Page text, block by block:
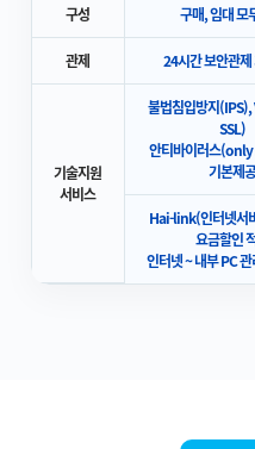
구성 구매, 임대 모
관제 24시간 보안관
기술지원
서비스
불법침입방지
SSL)
안티바이러스
기본제
Hai-link(인터넷서
요금할인
인터넷 ~ 내부 PC